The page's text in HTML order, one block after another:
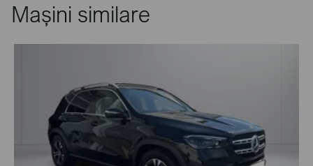
Mașini similare